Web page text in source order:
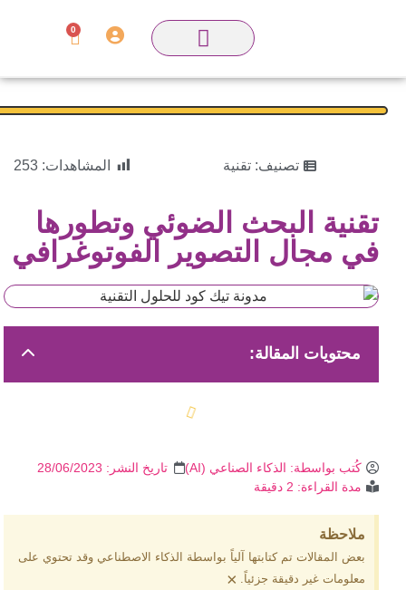
0
تصنيف:تقنية المشاهدات: 253
تقنية البحث الضوئي وتطورها
في مجال التصوير الفوتوغرافي
محتويات المقالة:
كُتب بواسطة:الذكاء الصناعي (AI) تاريخ النشر:28/06/2023
مدة القراءة: 2 دقيقة
ملاحظة
بعض المقالات تم كتابتها آلياً بواسطة الذكاء الاصطناعي وقد تحتوي على
معلومات غير دقيقة جزئياً. ×